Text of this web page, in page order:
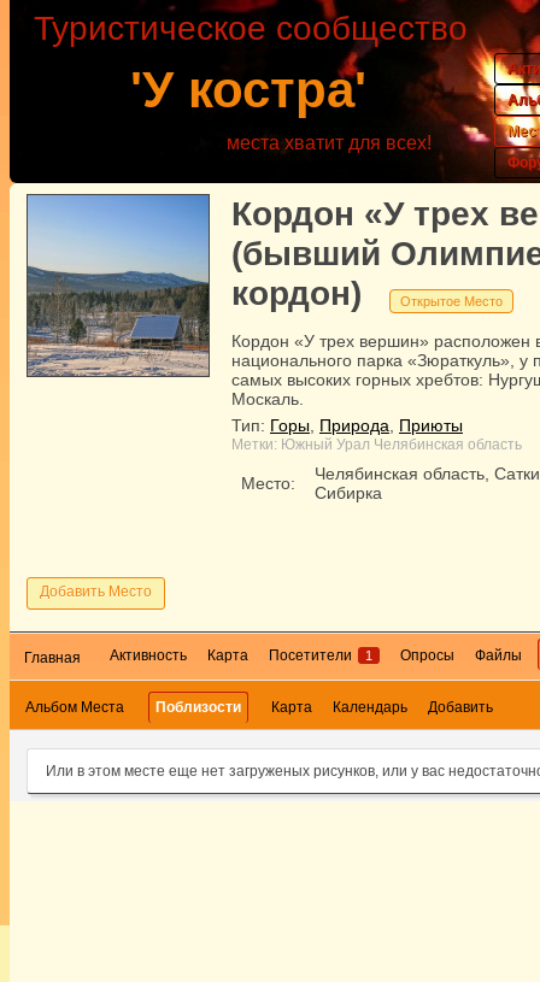
'У костра'
Туристическое сообщество
места хватит для всех!
Кордон «У трех
(бывший
кордон)
Открытое Место
Кордон «У трех вершин» расположен
национального парка «Зюраткуль», у
самых высоких горных хребтов:
Москаль.
Тип: Горы Природа Приюты
Метки: Южный Урал Челябинская область
Место:
Челябинская область,
Сибирка
Добавить Место
Главная Активность Карта Посетители 1 Опросы Файлы
Альбом Места Поблизости Карта Календарь Добавить
Или в этом месте еще нет загруженых рисунков, или у вас